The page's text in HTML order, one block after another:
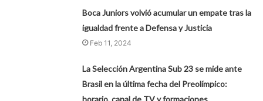
Boca Juniors volvió acumular un empate tras la
igualdad frente a Defensa y Justicia
Feb 11, 2024
La Selección Argentina Sub 23 se mide ante
Brasil en la última fecha del Preolímpico: